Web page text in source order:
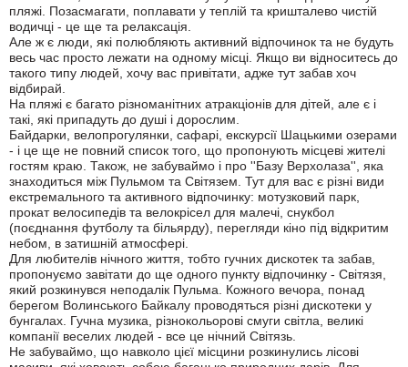
пляжі. Позасмагати, поплавати у теплій та кришталево чистій
водичці - це ще та релаксація.
Але ж є люди, які полюбляють активний відпочинок та не будуть
весь час просто лежати на одному місці. Якщо ви відноситесь до
такого типу людей, хочу вас привітати, адже тут забав хоч
відбирай.
На пляжі є багато різноманітних атракціонів для дітей, але є і
такі, які припадуть до душі і дорослим.
Байдарки, велопрогулянки, сафарі, екскурсії Шацькими озерами
- і це ще не повний список того, що пропонують місцеві жителі
гостям краю. Також, не забуваймо і про ''Базу Верхолаза'', яка
знаходиться між Пульмом та Світязем. Тут для вас є різні види
екстремального та активного відпочинку: мотузковий парк,
прокат велосипедів та велокрісел для малечі, снукбол
(поєднання футболу та більярду), перегляди кіно під відкритим
небом, в затишній атмосфері.
Для любителів нічного життя, тобто гучних дискотек та забав,
пропонуємо завітати до ще одного пункту відпочинку - Світязя,
який розкинувся неподалік Пульма. Кожного вечора, понад
берегом Волинського Байкалу проводяться різні дискотеки у
бунгалах. Гучна музика, різнокольорові смуги світла, великі
компанії веселих людей - все це нічний Світязь.
Не забуваймо, що навколо цієї місцини розкинулись лісові